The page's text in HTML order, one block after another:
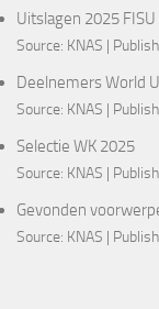
Uitslagen 2025
Source: KNAS
Deelnemers World
Source: KNAS
Selectie WK 2025
Source: KNAS
Gevonden
Source: KNAS